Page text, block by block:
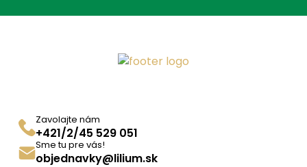
Zavolajte nám
+421/2/45 529 051
Sme tu pre vás!
objednavky@lilium.sk